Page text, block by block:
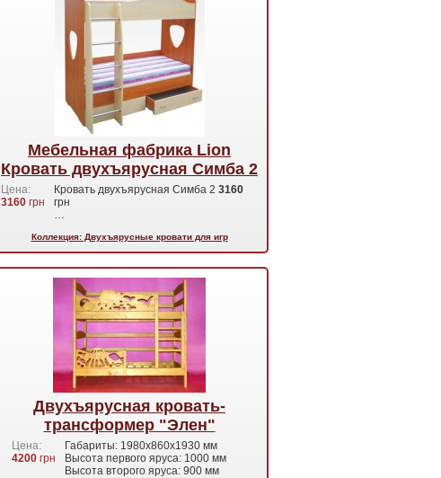
Мебельная фабрика Lion
Кровать двухъярусная Симба 2
Цена:
3160 грн
Кровать двухъярусная Симба 2 3160
грн
…
Коллекция: Двухъярусные кровати для игр
Двухъярусная кровать-
трансформер "Элен"
Цена:
4200грн
Габариты: 1980x860x1930 мм
Высота первого яруса: 1000 мм
Высота второго яруса: 900 мм